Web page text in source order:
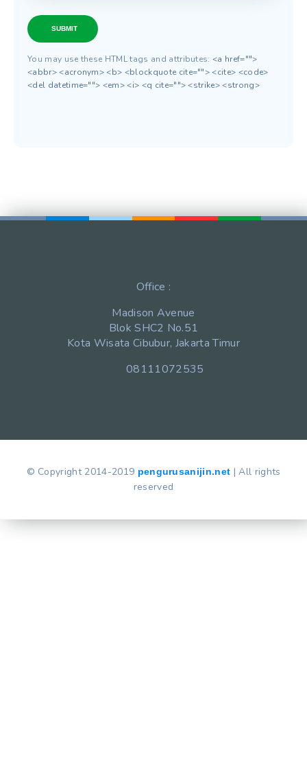
SUBMIT
You may use these HTML tags and attributes:<a href="">
<abbr> <acronym> <b> <blockquote cite=""> <cite> <code>
<del datetime=""> <em> <i> <q cite=""> <strike> <strong>
Office :
Madison Avenue
Blok SHC2 No.51
Kota Wisata Cibubur, Jakarta Timur
08111072535
© Copyright 2014-2019 pengurusanijin.net | All rights
reserved